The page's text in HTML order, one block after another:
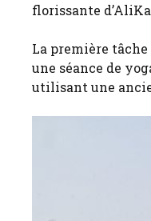
florissante
La première
une séance de
utilisant une